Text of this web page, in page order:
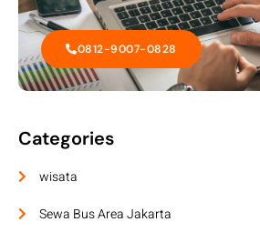
0812-9007-0828
Categories
wisata
Sewa Bus Area Jakarta